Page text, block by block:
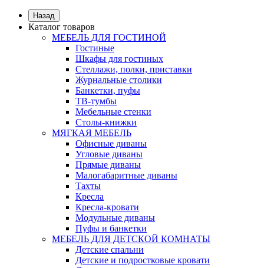
Назад
Каталог товаров
МЕБЕЛЬ ДЛЯ ГОСТИНОЙ
Гостиные
Шкафы для гостиных
Стеллажи, полки, приставки
Журнальные столики
Банкетки, пуфы
ТВ-тумбы
Мебельные стенки
Столы-книжки
МЯГКАЯ МЕБЕЛЬ
Офисные диваны
Угловые диваны
Прямые диваны
Малогабаритные диваны
Тахты
Кресла
Кресла-кровати
Модульные диваны
Пуфы и банкетки
МЕБЕЛЬ ДЛЯ ДЕТСКОЙ КОМНАТЫ
Детские спальни
Детские и подростковые кровати